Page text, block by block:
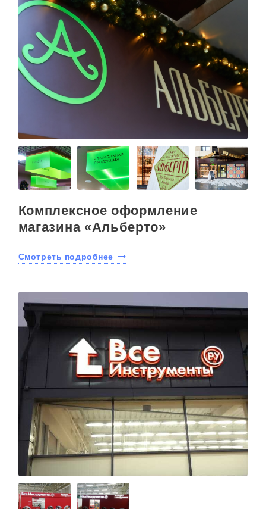
Комплексное оформление
магазина «Альберто»
Смотреть подробнее